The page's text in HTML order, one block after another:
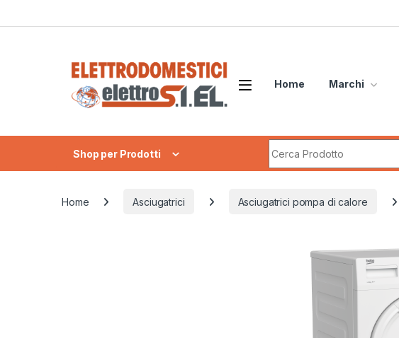
Home Marchi
Shop per Prodotti
Home Asciugatrici Asciugatrici pompa di calore